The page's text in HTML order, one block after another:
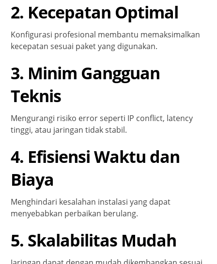
2. Kecepatan Optimal
Konfigurasi profesional membantu memaksimalkan
kecepatan sesuai paket yang digunakan.
3. Minim Gangguan
Teknis
Mengurangi risiko error seperti IP conflict, latency
tinggi, atau jaringan tidak stabil.
4. Efisiensi Waktu dan
Biaya
Menghindari kesalahan instalasi yang dapat
menyebabkan perbaikan berulang.
5. Skalabilitas Mudah